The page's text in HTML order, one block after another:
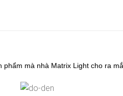
mà nhà Matrix Light cho ra